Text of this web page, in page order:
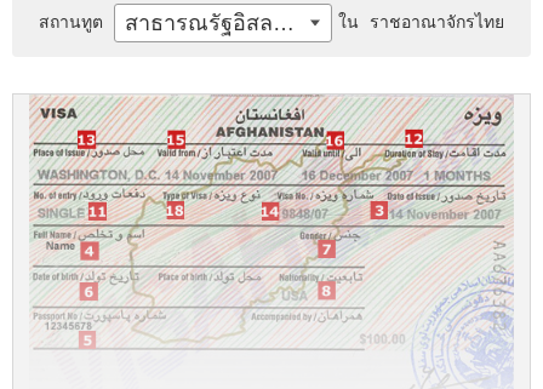
สถานทูต สาธารณรัฐอิสลามอัฟกานิสถาน ใน ราชอาณาจักรไทย